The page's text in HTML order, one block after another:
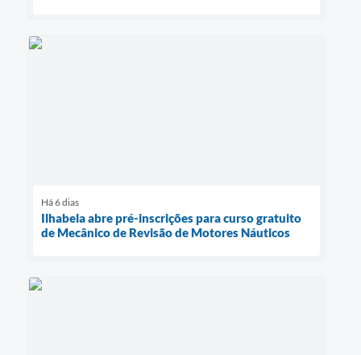
Há 6 dias
Ilhabela abre pré-inscrições para curso gratuito
de Mecânico de Revisão de Motores Náuticos